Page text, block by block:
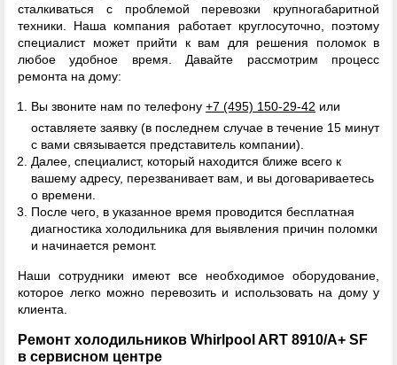
сталкиваться с проблемой перевозки крупногабаритной
техники. Наша компания работает круглосуточно, поэтому
специалист может прийти к вам для решения поломок в
любое удобное время. Давайте рассмотрим процесс
ремонта на дому:
Вы звоните нам по телефону +7 (495) 150-29-42 или
оставляете заявку (в последнем случае в течение 15 минут
с вами связывается представитель компании).
Далее, специалист, который находится ближе всего к
вашему адресу, перезванивает вам, и вы договариваетесь
о времени.
После чего, в указанное время проводится бесплатная
диагностика холодильника для выявления причин поломки
и начинается ремонт.
Наши сотрудники имеют все необходимое оборудование,
которое легко можно перевозить и использовать на дому у
клиента.
Ремонт холодильников Whirlpool ART 8910/A+ SF
в сервисном центре